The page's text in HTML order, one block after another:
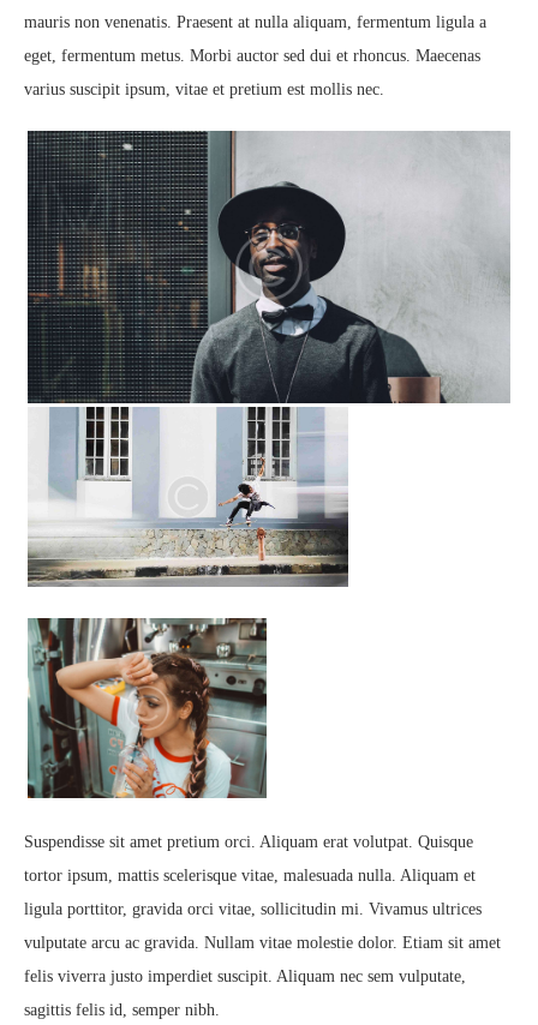
mauris non venenatis. Praesent at nulla aliquam, fermentum ligula a
eget, fermentum metus. Morbi auctor sed dui et rhoncus. Maecenas
varius suscipit ipsum, vitae et pretium est mollis nec.
Suspendisse sit amet pretium orci. Aliquam erat volutpat. Quisque
tortor ipsum, mattis scelerisque vitae, malesuada nulla. Aliquam et
ligula porttitor, gravida orci vitae, sollicitudin mi. Vivamus ultrices
vulputate arcu ac gravida. Nullam vitae molestie dolor. Etiam sit amet
felis viverra justo imperdiet suscipit. Aliquam nec sem vulputate,
sagittis felis id, semper nibh.